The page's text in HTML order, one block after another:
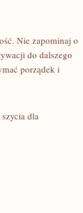
Nie zapominaj o
do dalszego
‍porządek i
dla